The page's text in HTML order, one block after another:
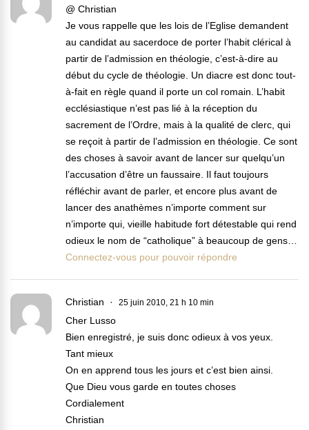
@ Christian
Je vous rappelle que les lois de l’Eglise demandent
au candidat au sacerdoce de porter l’habit clérical à
partir de l’admission en théologie, c’est-à-dire au
début du cycle de théologie. Un diacre est donc tout-
à-fait en règle quand il porte un col romain. L’habit
ecclésiastique n’est pas lié à la réception du
sacrement de l’Ordre, mais à la qualité de clerc, qui
se reçoit à partir de l’admission en théologie. Ce sont
des choses à savoir avant de lancer sur quelqu’un
l’accusation d’être un faussaire. Il faut toujours
réfléchir avant de parler, et encore plus avant de
lancer des anathèmes n’importe comment sur
n’importe qui, vieille habitude fort détestable qui rend
odieux le nom de “catholique” à beaucoup de gens…
Connectez-vous pour pouvoir répondre
Christian 25 juin 2010, 21 h 10 min
Cher Lusso
Bien enregistré, je suis donc odieux à vos yeux.
Tant mieux
On en apprend tous les jours et c’est bien ainsi.
Que Dieu vous garde en toutes choses
Cordialement
Christian